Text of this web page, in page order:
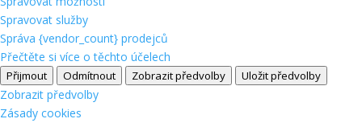
Spravovat služby
Správa {vendor_count} prodejců
Přečtěte si více o těchto účelech
Přijmout Odmítnout Zobrazit předvolby Uložit předvolby
Zobrazit předvolby
Zásady cookies